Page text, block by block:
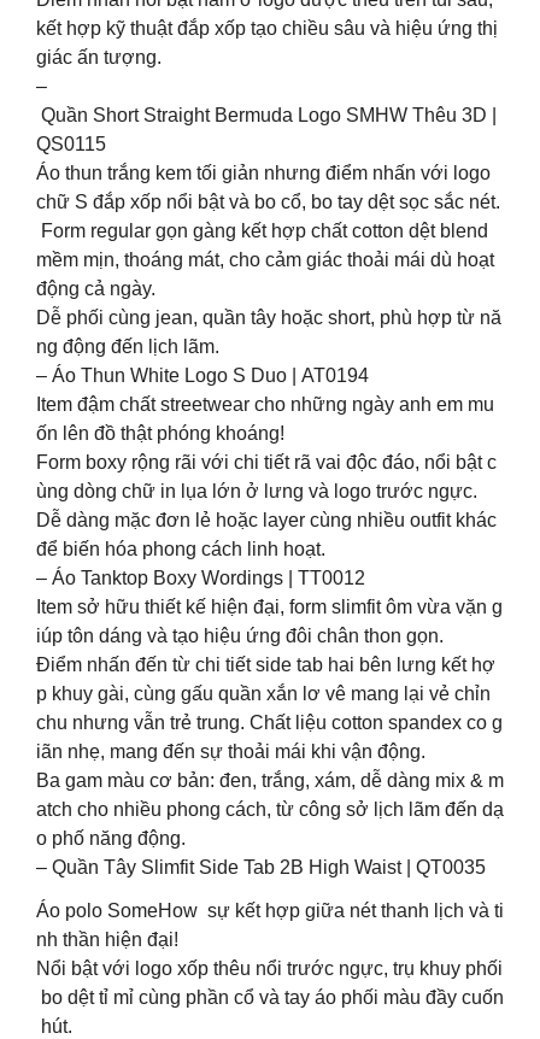
kết hợp kỹ thuật đắp xốp tạo chiều sâu và hiệu ứng thị
giác ấn tượng.
–
Quần Short Straight Bermuda Logo SMHW Thêu 3D |
QS0115
Áo thun trắng kem tối giản nhưng điểm nhấn với logo
chữ S đắp xốp nổi bật và bo cổ, bo tay dệt sọc sắc nét.
Form regular gọn gàng kết hợp chất cotton dệt blend
mềm mịn, thoáng mát, cho cảm giác thoải mái dù hoạt
động cả ngày.
Dễ phối cùng jean, quần tây hoặc short, phù hợp từ nă
ng động đến lịch lãm.
– Áo Thun White Logo S Duo | AT0194
Item đậm chất streetwear cho những ngày anh em mu
ốn lên đồ thật phóng khoáng!
Form boxy rộng rãi với chi tiết rã vai độc đáo, nổi bật c
ùng dòng chữ in lụa lớn ở lưng và logo trước ngực.
Dễ dàng mặc đơn lẻ hoặc layer cùng nhiều outfit khác
để biến hóa phong cách linh hoạt.
– Áo Tanktop Boxy Wordings | TT0012
Item sở hữu thiết kế hiện đại, form slimfit ôm vừa vặn g
iúp tôn dáng và tạo hiệu ứng đôi chân thon gọn.
Điểm nhấn đến từ chi tiết side tab hai bên lưng kết hợ
p khuy gài, cùng gấu quần xắn lơ vê mang lại vẻ chỉn
chu nhưng vẫn trẻ trung. Chất liệu cotton spandex co g
iãn nhẹ, mang đến sự thoải mái khi vận động.
Ba gam màu cơ bản: đen, trắng, xám, dễ dàng mix & m
atch cho nhiều phong cách, từ công sở lịch lãm đến dạ
o phố năng động.
– Quần Tây Slimfit Side Tab 2B High Waist | QT0035
Áo polo SomeHow sự kết hợp giữa nét thanh lịch và ti
nh thần hiện đại!
Nổi bật với logo xốp thêu nổi trước ngực, trụ khuy phối
bo dệt tỉ mỉ cùng phần cổ và tay áo phối màu đầy cuốn
hút.